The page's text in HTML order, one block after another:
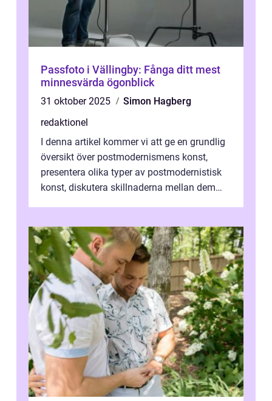
Passfoto i Vällingby: Fånga ditt mest
minnesvärda ögonblick
31 oktober 2025
Simon Hagberg
redaktionel
I denna artikel kommer vi att ge en grundlig
översikt över postmodernismens konst,
presentera olika typer av postmodernistisk
konst, diskutera skillnaderna mellan dem